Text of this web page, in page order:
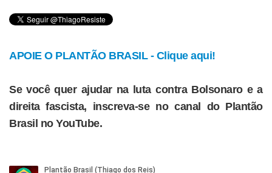
APOIE O PLANTÃO BRASIL - Clique aqui!
Se você quer ajudar na luta contra Bolsonaro e a
direita fascista, inscreva-se no canal do Plantão
Brasil no YouTube.